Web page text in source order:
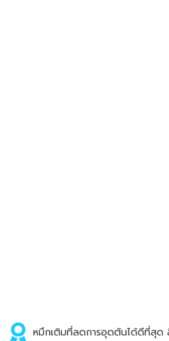
หมึกเติมที่ลดการอุดตันได้ดีที่สุด